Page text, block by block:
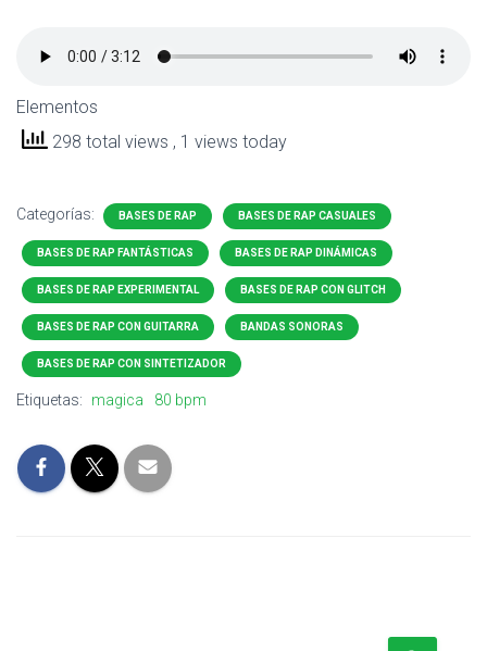
Elementos
298 total views , 1 views today
Categorías: BASES DE RAP BASES DE RAP CASUALES
BASES DE RAP FANTÁSTICAS BASES DE RAP DINÁMICAS
BASES DE RAP EXPERIMENTAL BASES DE RAP CON GLITCH
BASES DE RAP CON GUITARRA BANDAS SONORAS
BASES DE RAP CON SINTETIZADOR
Etiquetas: magica 80 bpm